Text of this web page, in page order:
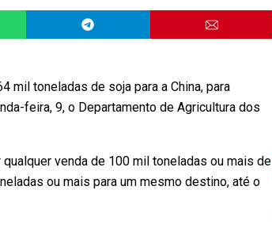
mil toneladas de soja para a China, para
feira, 9, o Departamento de Agricultura dos
venda de 100 mil toneladas ou mais de
ou mais para um mesmo destino, até o